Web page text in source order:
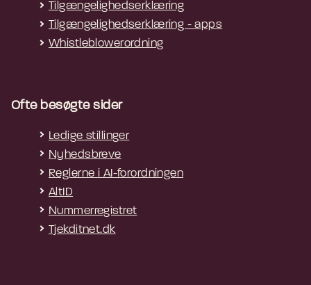
Tilgængelighedserklæring
Tilgængelighedserklæring - apps
Whistleblowerordning
Ofte besøgte sider
Ledige stillinger
Nyhedsbreve
Reglerne i AI-forordningen
AltID
Nummerregistret
Tjekditnet.dk